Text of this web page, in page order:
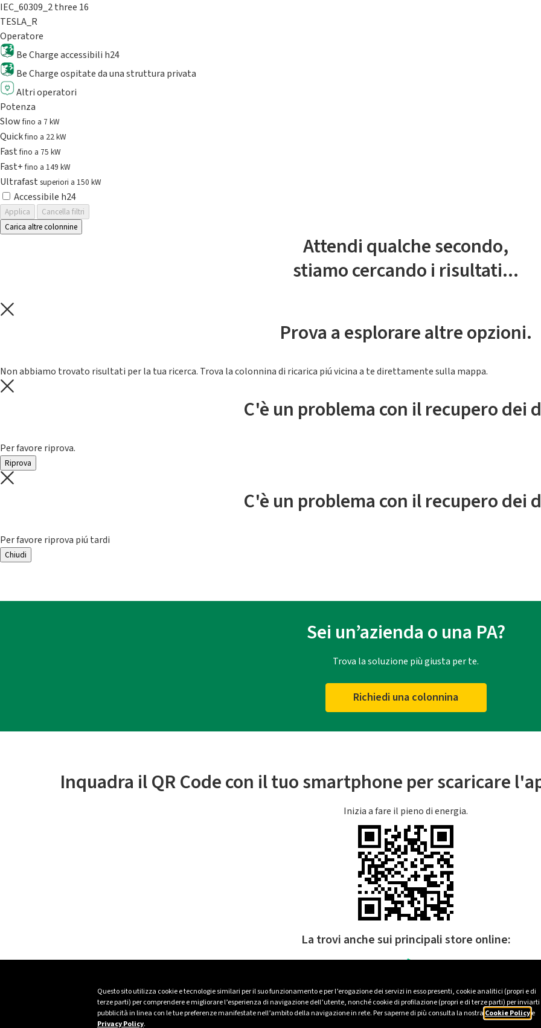
Questo sito utilizza cookie e tecnologie similari per il suo funzionamento e per l’erogazione dei servizi in esso presenti, cookie analitici (propri e di
terze parti) per comprendere e migliorare l’esperienza di navigazione dell’utente, nonché cookie di profilazione (propri e di terze parti) per inviarti
pubblicità in linea con le tue preferenze manifestate nell’ambito della navigazione in rete. Per saperne di più consulta la nostra Cookie Policye
Privacy Policy.
IEC_60309_2 three 16
TESLA_R
Operatore
Be Charge accessibili h24
Be Charge ospitate da una struttura privata
Altri operatori
Potenza
Slowfino a 7 kW
Quickfino a 22 kW
Fastfino a 75 kW
Fast+fino a 149 kW
Ultrafast superiori a 150 kW
Accessibile h24
Applica
Cancella filtri
Carica altre colonnine
Attendi qualche secondo,
stiamo cercando i risultati...
Prova a esplorare altre opzioni.
Non abbiamo trovato risultati per la tua ricerca. Trova la colonnina di ricarica piú vicina a te direttamente sulla mappa.
C'è un problema con il recupero dei
Per favore riprova.
Riprova
C'è un problema con il recupero dei
Per favore riprova piú tardi
Chiudi
Sei un’azienda o una PA?
Trova la soluzione più giusta per te.
Richiedi una colonnina
Inquadra il QR Code con il tuo smartphone per scaricare
Inizia a fare il pieno di energia.
La trovi anche sui principali store online: